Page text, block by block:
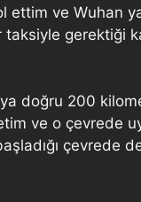
ettim ve Wuhan
gerektiği
doğru 200
ve o çevrede
çevrede